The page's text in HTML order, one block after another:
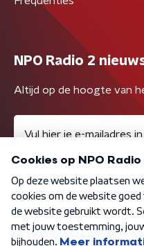
NPO Radio 2
Altijd op de hoogte van
Algemene voorwaarden